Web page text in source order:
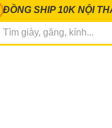
ĐỒNG SHIP 10K NỘI